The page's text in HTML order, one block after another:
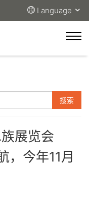
Language
展览会
，今年11月